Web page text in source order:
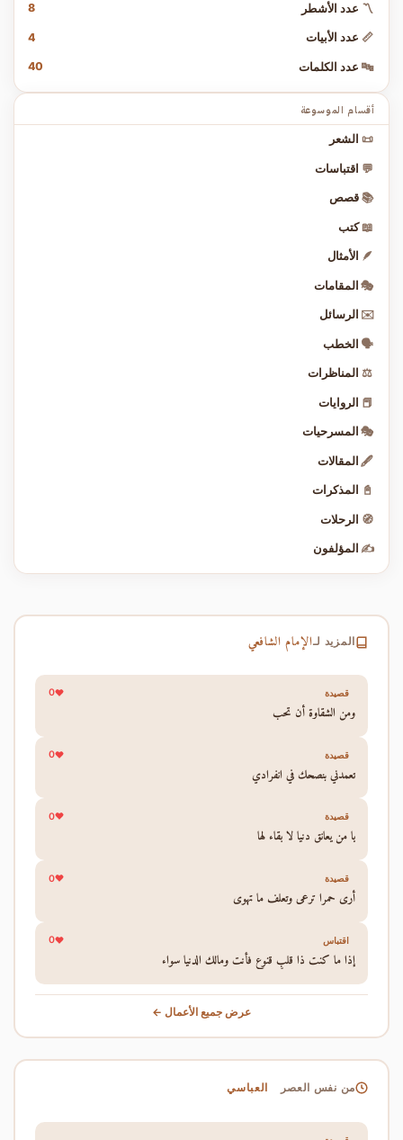
〽️ عدد الأشطر 8
📏 عدد الأبيات 4
🔤 عدد الكلمات 40
أقسام الموسوعة
📜 الشعر
💬 اقتباسات
📚 قصص
📖 كتب
🪶 الأمثال
🎭 المقامات
✉️ الرسائل
🗣️ الخطب
⚖️ المناظرات
📕 الروايات
🎭 المسرحيات
🖋️ المقالات
📓 المذكرات
🧭 الرحلات
✍️ المؤلفون
المزيد لـالإمام الشافعي
قصيدة 0
ومن الشقاوة أن تحب
قصيدة 0
تعمدني بنصحك في انفرادي
قصيدة 0
يا من يعانق دنيا لا بقاء لها
قصيدة 0
أرى حمرا ترعى وتعلف ما تهوى
اقتباس 0
إذا ما كنت ذا قلبٍ قنوع فأنت ومالك الدنيا سواء
عرض جميع الأعمال ←
من نفس العصر العباسي